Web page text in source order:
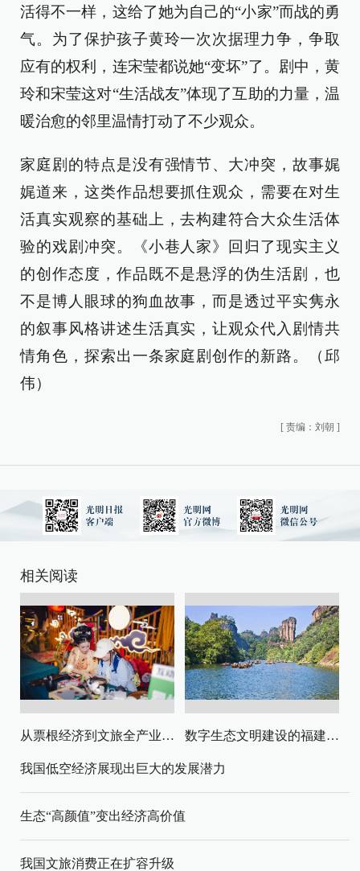
活得不一样，这给了她为自己的“小家”而战的勇
气。为了保护孩子黄玲一次次据理力争，争取
应有的权利，连宋莹都说她“变坏”了。剧中，黄
玲和宋莹这对“生活战友”体现了互助的力量，温
暖治愈的邻里温情打动了不少观众。
家庭剧的特点是没有强情节、大冲突，故事娓
娓道来，这类作品想要抓住观众，需要在对生
活真实观察的基础上，去构建符合大众生活体
验的戏剧冲突。《小巷人家》回归了现实主义
的创作态度，作品既不是悬浮的伪生活剧，也
不是博人眼球的狗血故事，而是透过平实隽永
的叙事风格讲述生活真实，让观众代入剧情共
情角色，探索出一条家庭剧创作的新路。（邱
伟）
[ 责编：刘朝 ]
相关阅读
从票根经济到文旅全产业链升级 数字生态文明建设的福建路径与启示
我国低空经济展现出巨大的发展潜力
生态“高颜值”变出经济高价值
我国文旅消费正在扩容升级